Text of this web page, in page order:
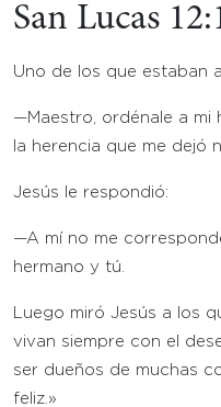
San Lucas
Uno de los que estaban
—Maestro, ordénale a mi
la herencia que me dejó
Jesús le respondió:
—A mí no me
hermano y tú.
Luego miró Jesús a los
vivan siempre con el
ser dueños de muchas
feliz.»